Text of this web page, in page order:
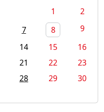
1
2
7 8
9
14 15
16
21 22
23
28 29
30